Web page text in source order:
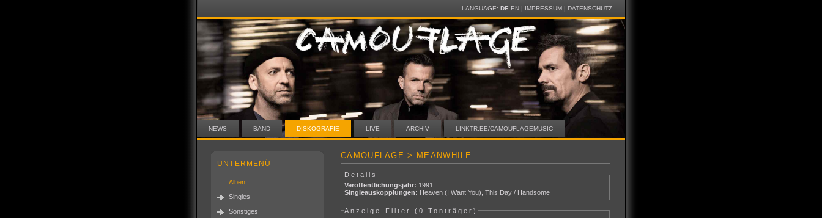
LANGUAGE: DE EN| IMPRESSUM| DATENSCHUTZ
NEWS BAND DISKOGRAFIE LIVE ARCHIV LINKTR.EE/CAMOUFLAGEMUSIC
UNTERMENÜ
Alben
Singles
Sonstiges
CAMOUFLAGE > MEANWHILE
Details
Veröffentlichungsjahr: 1991
Singleauskopplungen: Heaven (I Want You),This Day / Handsome
Anzeige-Filter (0 Tonträger)